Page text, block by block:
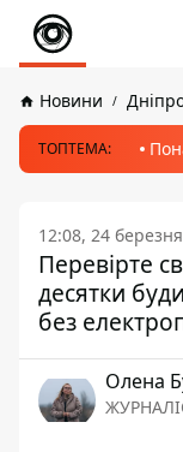
Новини
ТОПТЕМА:
12:08, 24
Перевірте
десятки
без
Олена